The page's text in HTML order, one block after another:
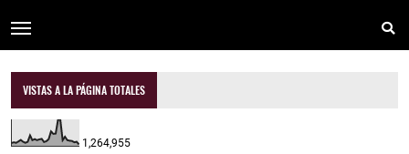
VISTAS A LA PÁGINA TOTALES
1,264,955